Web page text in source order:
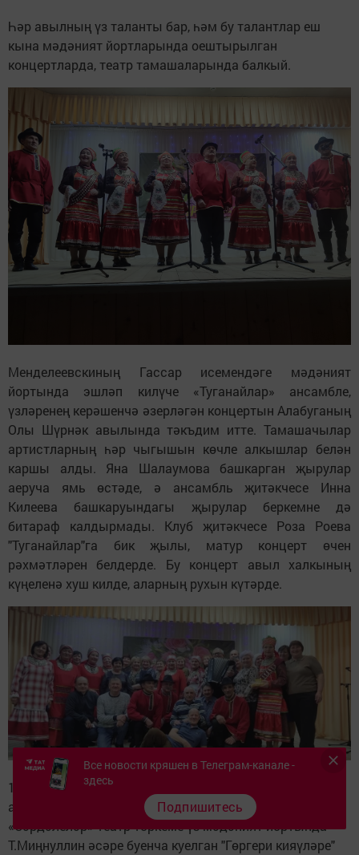
Һәр авылның үз таланты бар, һәм бу талантлар еш
кына мәдәният йортларында оештырылган
концертларда, театр тамашаларында балкый.
Менделеевскиның Гассар исемендәге мәдәният
йортында эшләп килүче «Туганайлар» ансамбле,
үзләренең керәшенчә әзерләгән концертын Алабуганың
Олы Шүрнәк авылында тәкъдим итте. Тамашачылар
артистларның һәр чыгышын көчле алкышлар белән
каршы алды. Яна Шалаумова башкарган җырулар
аеруча ямь өстәде, ә ансамбль җитәкчесе Инна
Килеева башкаруындагы җырулар беркемне дә
битараф калдырмады. Клуб җитәкчесе Роза Роева
"Туганайлар"га бик җылы, матур концерт өчен
рәхмәтләрен белдерде. Бу концерт авыл халкының
күңеленә хуш килде, аларның рухын күтәрде.
14 март көнне Питрәч районының Керәшен Сәрдәсе
авылында да зур бәйрәм булды. Авылның
«Сәрдәлеләр» театр төркеме үз мәдәният йортында
Т.Миңнуллин әсәре буенча куелган "Гөргери кияүләре"
Все новости кряшен в Телеграм-канале -
здесь
Подпишитесь